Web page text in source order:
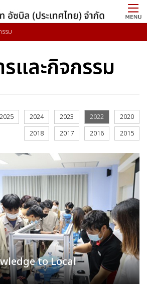
รรม
รและกิจกรรม
2025 2024 2023 2022
2020
2018
2017 2016 2015
to Local